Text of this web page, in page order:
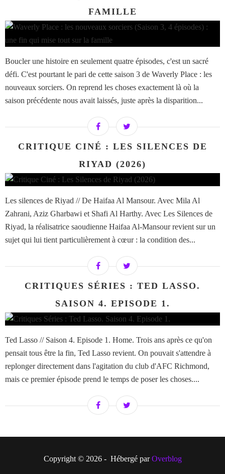
FAMILLE
Boucler une histoire en seulement quatre épisodes, c'est un sacré
défi. C'est pourtant le pari de cette saison 3 de Waverly Place : les
nouveaux sorciers. On reprend les choses exactement là où la
saison précédente nous avait laissés, juste après la disparition...
CRITIQUE CINÉ : LES SILENCES DE
RIYAD (2026)
Les silences de Riyad // De Haifaa Al Mansour. Avec Mila Al
Zahrani, Aziz Gharbawi et Shafi Al Harthy. Avec Les Silences de
Riyad, la réalisatrice saoudienne Haifaa Al-Mansour revient sur un
sujet qui lui tient particulièrement à cœur : la condition des...
CRITIQUES SÉRIES : TED LASSO.
SAISON 4. EPISODE 1.
Ted Lasso // Saison 4. Episode 1. Home. Trois ans après ce qu'on
pensait tous être la fin, Ted Lasso revient. On pouvait s'attendre à
replonger directement dans l'agitation du club d'AFC Richmond,
mais ce premier épisode prend le temps de poser les choses....
Copyright © 2026 - Hébergé parOverblog